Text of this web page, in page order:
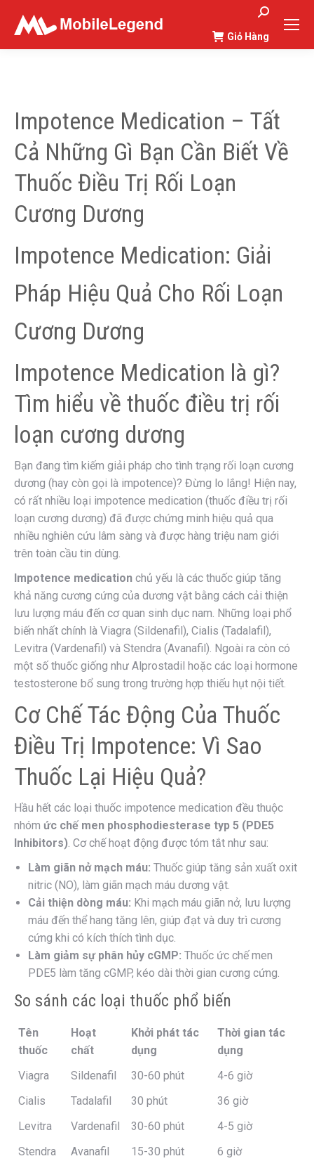
Search:
Giỏ Hàng
Impotence Medication – Tất
Cả Những Gì Bạn Cần Biết Về
Thuốc Điều Trị Rối Loạn
Cương Dương
Impotence Medication: Giải
Pháp Hiệu Quả Cho Rối Loạn
Cương Dương
Impotence Medication là gì?
Tìm hiểu về thuốc điều trị rối
loạn cương dương
Bạn đang tìm kiếm giải pháp cho tình trạng rối loạn cương
dương (hay còn gọi là impotence)? Đừng lo lắng! Hiện nay,
có rất nhiều loại impotence medication (thuốc điều trị rối
loạn cương dương) đã được chứng minh hiệu quả qua
nhiều nghiên cứu lâm sàng và được hàng triệu nam giới
trên toàn cầu tin dùng.
Impotence medication chủ yếu là các thuốc giúp tăng
khả năng cương cứng của dương vật bằng cách cải thiện
lưu lượng máu đến cơ quan sinh dục nam. Những loại phổ
biến nhất chính là Viagra (Sildenafil), Cialis (Tadalafil),
Levitra (Vardenafil) và Stendra (Avanafil). Ngoài ra còn có
một số thuốc giống như Alprostadil hoặc các loại hormone
testosterone bổ sung trong trường hợp thiếu hụt nội tiết.
Cơ Chế Tác Động Của Thuốc
Điều Trị Impotence: Vì Sao
Thuốc Lại Hiệu Quả?
Hầu hết các loại thuốc impotence medication đều thuộc
nhóm ức chế men phosphodiesterase typ 5 (PDE5
Inhibitors). Cơ chế hoạt động được tóm tắt như sau:
Làm giãn nở mạch máu: Thuốc giúp tăng sản xuất oxit
nitric (NO), làm giãn mạch máu dương vật.
Cải thiện dòng máu: Khi mạch máu giãn nở, lưu lượng
máu đến thể hang tăng lên, giúp đạt và duy trì cương
cứng khi có kích thích tình dục.
Làm giảm sự phân hủy cGMP: Thuốc ức chế men
PDE5 làm tăng cGMP, kéo dài thời gian cương cứng.
So sánh các loại thuốc phổ biến
Tên
thuốc
Hoạt
chất
Khởi phát tác
dụng
Thời gian tác
dụng
Viagra
Sildenafil 30-60 phút
4-6 giờ
Cialis
Tadalafil 30 phút
36 giờ
Levitra
Vardenafil 30-60 phút
4-5 giờ
Stendra
Avanafil 15-30 phút 6 giờ